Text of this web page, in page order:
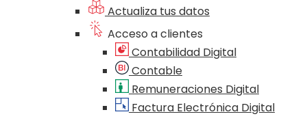
Actualiza tus datos
Acceso a clientes
Contabilidad Digital
Contable
Remuneraciones Digital
Factura Electrónica Digital